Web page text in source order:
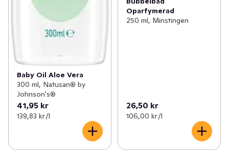
Baby Oil Aloe Vera
300 ml, Natusan® by
Johnson's®
41,95 kr
139,83 kr /l
Oparfymerad
250 ml, Minstingen
26,50 kr
106,00 kr /l